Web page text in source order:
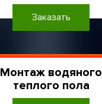
Заказать
Монтаж водяного
теплого пола